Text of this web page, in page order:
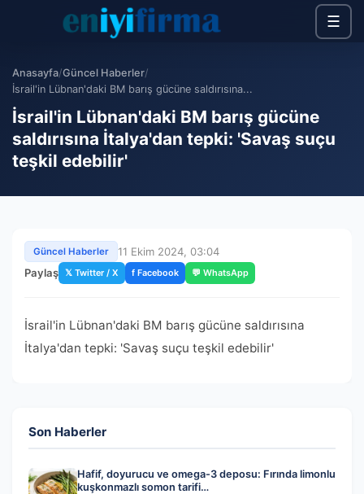
☰
Anasayfa/Güncel Haberler/
İsrail'in Lübnan'daki BM barış gücüne saldırısına...
İsrail'in Lübnan'daki BM barış gücüne
saldırısına İtalya'dan tepki: 'Savaş suçu
teşkil edebilir'
Güncel Haberler
11 Ekim 2024, 03:04
Paylaş 𝕏 Twitter / X f Facebook 💬 WhatsApp
İsrail'in Lübnan'daki BM barış gücüne saldırısına
İtalya'dan tepki: 'Savaş suçu teşkil edebilir'
Son Haberler
Hafif, doyurucu ve omega-3 deposu: Fırında limonlu
kuşkonmazlı somon tarifi…